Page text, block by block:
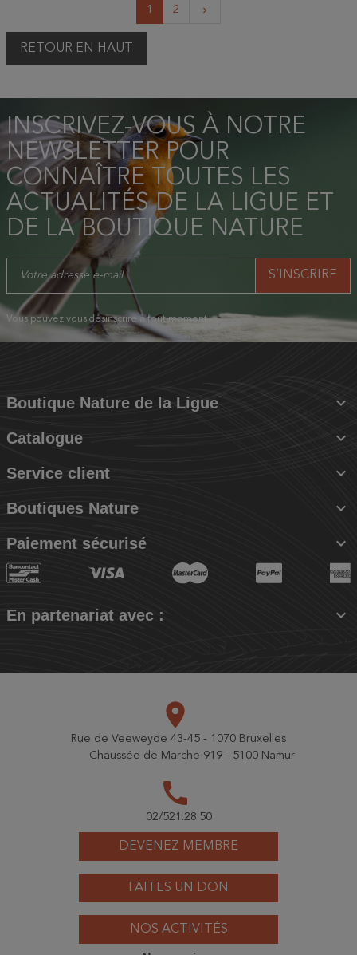
1 2 keyboard_arrow_right
RETOUR EN HAUT
INSCRIVEZ-VOUS À NOTRE
NEWSLETTER POUR
CONNAÎTRE TOUTES LES
ACTUALITÉS DE LA LIGUE ET
DE LA BOUTIQUE NATURE
Vous pouvez vous désinscrire à tout moment.
Boutique Nature de la Ligue 
Catalogue 
Service client 
Boutiques Nature 
Paiement sécurisé 
En partenariat avec : 
DEVENEZ MEMBRE
FAITES UN DON
NOS ACTIVITÉS
place
Rue de Veeweyde 43-45 - 1070 Bruxelles
Chaussée de Marche 919 - 5100 Namur
call
02/521.28.50